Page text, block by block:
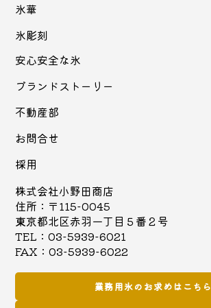
氷華
氷彫刻
安心安全な氷
ブランドストーリー
不動産部
お問合せ
採用
株式会社小野田商店
住所：〒115-0045
東京都北区赤羽一丁目５番２号
TEL：03-5939-6021
FAX：03-5939-6022
業務用氷のお求めはこちら